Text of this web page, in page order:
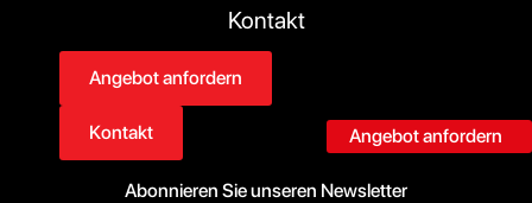
Angebot anfordern
Kontakt
Angebot anfordern
Kontakt
Abonnieren Sie unseren Newsletter